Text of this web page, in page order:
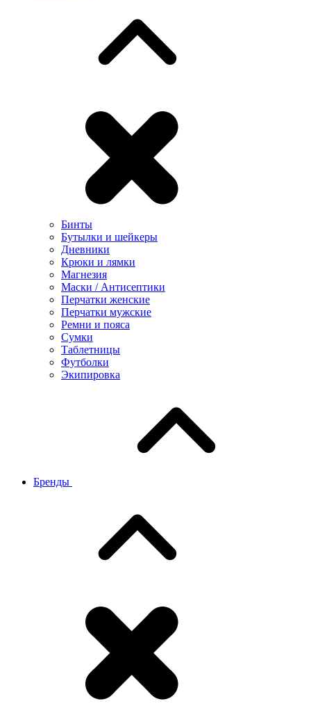
Бинты
Бутылки и шейкеры
Дневники
Крюки и лямки
Магнезия
Маски / Антисептики
Перчатки женские
Перчатки мужские
Ремни и пояса
Сумки
Таблетницы
Футболки
Экипировка
Бренды